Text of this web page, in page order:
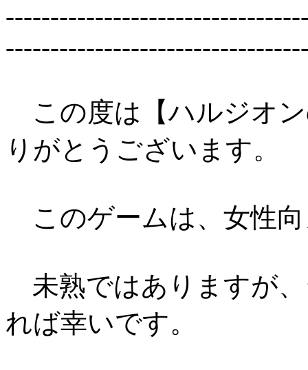
この度は【ハルジオ
りがとうございます。
このゲームは、女性
未熟ではありますが
れば幸いです。